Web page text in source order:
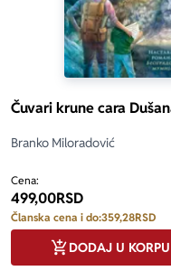
u omiljene
Čuvari krune cara
Branko Miloradović
Cena:
499,00RSD
Članska cena i do:359,28RSD
DODAJ U KORPU